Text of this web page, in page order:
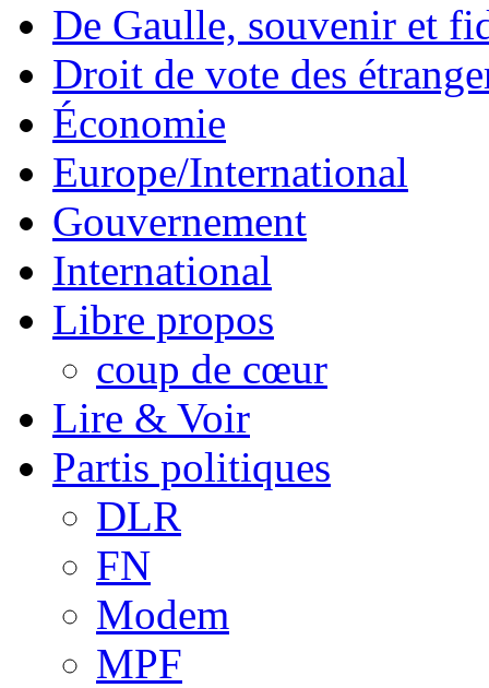
De Gaulle, souvenir et
Droit de vote des
Économie
Europe/International
Gouvernement
International
Libre propos
coup de cœur
Lire & Voir
Partis politiques
DLR
FN
Modem
MPF